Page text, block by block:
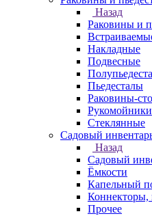
Назад
Раковины и
Накладные
Подвесные
Пьедесталы
Раковины-
Рукомойники
Стеклянные
Садовый
Назад
Садовый
Ёмкости
Капельный
Коннекторы,
Прочее